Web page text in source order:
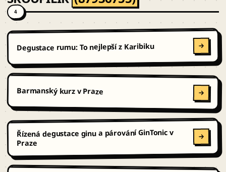
4
Degustace rumu: To nejlepší z Karibiku
Barmanský kurz v Praze
Řízená degustace ginu a párování GinTonic v
Praze